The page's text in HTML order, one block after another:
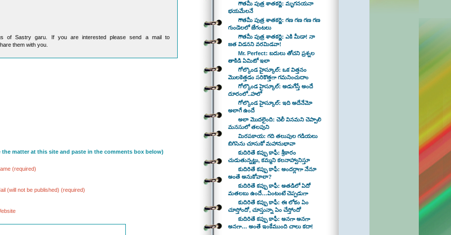
పరపాలకుల పదపంకముతో కలుషమ్మైన
ఇలనిను పిలిచెరా! పలకరా!
దావానలము వోలే దాడి చేసిన దుండగీడుల
దునుమరా! దొరా!
of Sastry garu. If you are interested please send a mail to
them with you.
the matter at this site and paste in the comments box below)
(required)
(will not be published) (required)
గౌతమీ పుత్ర శాతకర్ణి: మృగనయనా
భయమేలనే
గౌతమీ పుత్ర శాతకర్ణి: గణ గణ గణ గణ
గుండెలలో జేగంటలు
గౌతమీ పుత్ర శాతకర్ణి: ఎకి మీడా! నా
జత విడనని వరమిడవా!
Mr. Perfect: బదులు తోచని ప్రశ్నల
తాకిడి ఏమిటో ఇలా
గోల్కొండ హైస్కూల్: ఒక విత్తనం
మొలకెత్తడం సరికొత్తగా గమనించుదాం
గోల్కొండ హైస్కూల్: అడుగేస్తే అందే
దూరంలో..హలో
గోల్కొండ హైస్కూల్: ఇది అదేనేమో
అలాగే ఉందే
అలా మొదలైంది: చెలీ వినమని చెప్పాలి
మనసులో తలపుని
మిరపకాయ: గది తలుపుల గడియలు
బిగిసెను చూసుకో మహానుభావా
కుదిరితే కప్పు కాఫీ: శ్రీకారం
చుడుతున్నట్టు, కమ్మని కలనాహ్వానిస్తూ
కుదిరితే కప్పు కాఫీ: అందర్లాగా నేనూ
అంతే అనుకోవాలా?
కుదిరితే కప్పు కాఫీ: అతడిలో ఏదో
మతలబు ఉందే…ఏంటంటే చెప్పడుగా
కుదిరితే కప్పు కాఫీ: ఈ లోకం ఏం
చూస్తోందో, చూస్తున్నా ఏం చేస్తోందో
కుదిరితే కప్పు కాఫీ: అనగా అనగా
అనగా… అంతే ఇంకేముంది చాలు కదా!